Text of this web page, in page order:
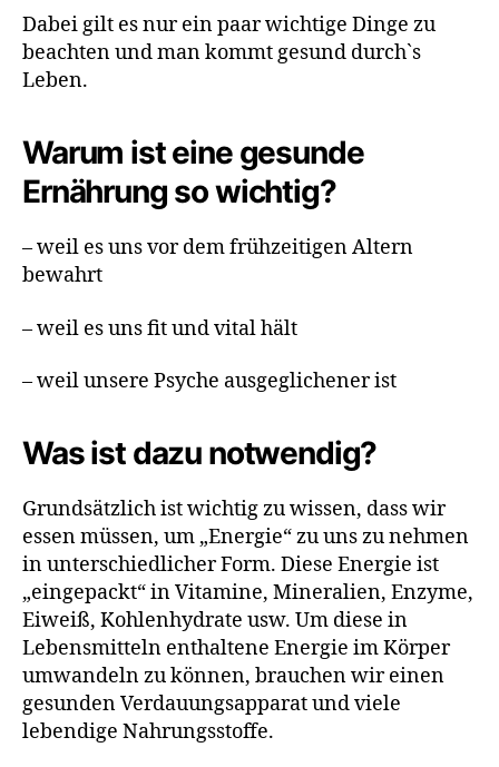
Dabei gilt es nur ein paar wichtige Dinge zu
beachten und man kommt gesund durch`s
Leben.
Warum ist eine gesunde
Ernährung so wichtig?
– weil es uns vor dem frühzeitigen Altern
bewahrt
– weil es uns fit und vital hält
– weil unsere Psyche ausgeglichener ist
Was ist dazu notwendig?
Grundsätzlich ist wichtig zu wissen, dass wir
essen müssen, um „Energie“ zu uns zu nehmen
in unterschiedlicher Form. Diese Energie ist
„eingepackt“ in Vitamine, Mineralien, Enzyme,
Eiweiß, Kohlenhydrate usw. Um diese in
Lebensmitteln enthaltene Energie im Körper
umwandeln zu können, brauchen wir einen
gesunden Verdauungsapparat und viele
lebendige Nahrungsstoffe.